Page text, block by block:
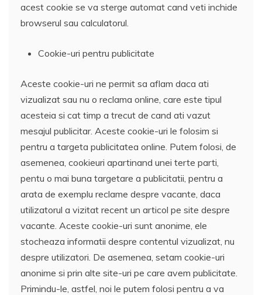
acest cookie se va sterge automat cand veti inchide
browserul sau calculatorul.
Cookie-uri pentru publicitate
Aceste cookie-uri ne permit sa aflam daca ati
vizualizat sau nu o reclama online, care este tipul
acesteia si cat timp a trecut de cand ati vazut
mesajul publicitar. Aceste cookie-uri le folosim si
pentru a targeta publicitatea online. Putem folosi, de
asemenea, cookieuri apartinand unei terte parti,
pentu o mai buna targetare a publicitatii, pentru a
arata de exemplu reclame despre vacante, daca
utilizatorul a vizitat recent un articol pe site despre
vacante. Aceste cookie-uri sunt anonime, ele
stocheaza informatii despre contentul vizualizat, nu
despre utilizatori. De asemenea, setam cookie-uri
anonime si prin alte site-uri pe care avem publicitate.
Primindu-le, astfel, noi le putem folosi pentru a va